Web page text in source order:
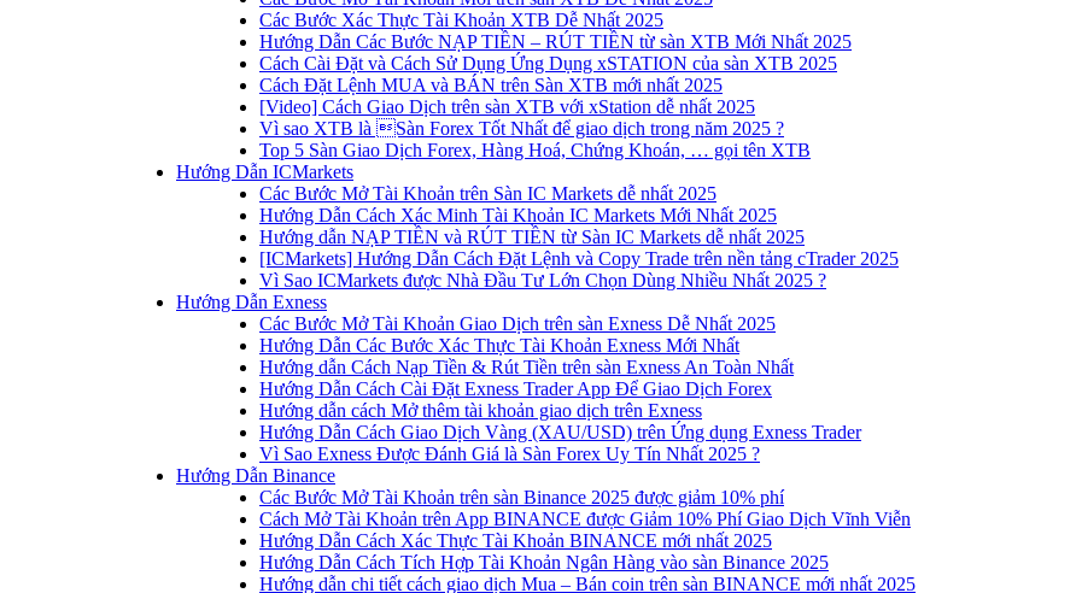
Các Bước Xác Thực Tài Khoản XTB Dễ Nhất 2025
Hướng Dẫn Các Bước NẠP TIỀN – RÚT TIỀN từ sàn XTB Mới Nhất 2025
Cách Cài Đặt và Cách Sử Dụng Ứng Dụng xSTATION của sàn XTB 2025
Cách Đặt Lệnh MUA và BÁN trên Sàn XTB mới nhất 2025
[Video] Cách Giao Dịch trên sàn XTB với xStation dễ nhất 2025
Vì sao XTB là Sàn Forex Tốt Nhất để giao dịch trong năm 2025 ?
Top 5 Sàn Giao Dịch Forex, Hàng Hoá, Chứng Khoán, … gọi tên XTB
Hướng Dẫn ICMarkets
Các Bước Mở Tài Khoản trên Sàn IC Markets dễ nhất 2025
Hướng Dẫn Cách Xác Minh Tài Khoản IC Markets Mới Nhất 2025
Hướng dẫn NẠP TIỀN và RÚT TIỀN từ Sàn IC Markets dễ nhất 2025
[ICMarkets] Hướng Dẫn Cách Đặt Lệnh và Copy Trade trên nền tảng cTrader 2025
Vì Sao ICMarkets được Nhà Đầu Tư Lớn Chọn Dùng Nhiều Nhất 2025 ?
Hướng Dẫn Exness
Các Bước Mở Tài Khoản Giao Dịch trên sàn Exness Dễ Nhất 2025
Hướng Dẫn Các Bước Xác Thực Tài Khoản Exness Mới Nhất
Hướng dẫn Cách Nạp Tiền & Rút Tiền trên sàn Exness An Toàn Nhất
Hướng Dẫn Cách Cài Đặt Exness Trader App Để Giao Dịch Forex
Hướng dẫn cách Mở thêm tài khoản giao dịch trên Exness
Hướng Dẫn Cách Giao Dịch Vàng (XAU/USD) trên Ứng dụng Exness Trader
Vì Sao Exness Được Đánh Giá là Sàn Forex Uy Tín Nhất 2025 ?
Hướng Dẫn Binance
Các Bước Mở Tài Khoản trên sàn Binance 2025 được giảm 10% phí
Cách Mở Tài Khoản trên App BINANCE được Giảm 10% Phí Giao Dịch Vĩnh Viễn
Hướng Dẫn Cách Xác Thực Tài Khoản BINANCE mới nhất 2025
Hướng Dẫn Cách Tích Hợp Tài Khoản Ngân Hàng vào sàn Binance 2025
Hướng dẫn chi tiết cách giao dịch Mua – Bán coin trên sàn BINANCE mới nhất 2025